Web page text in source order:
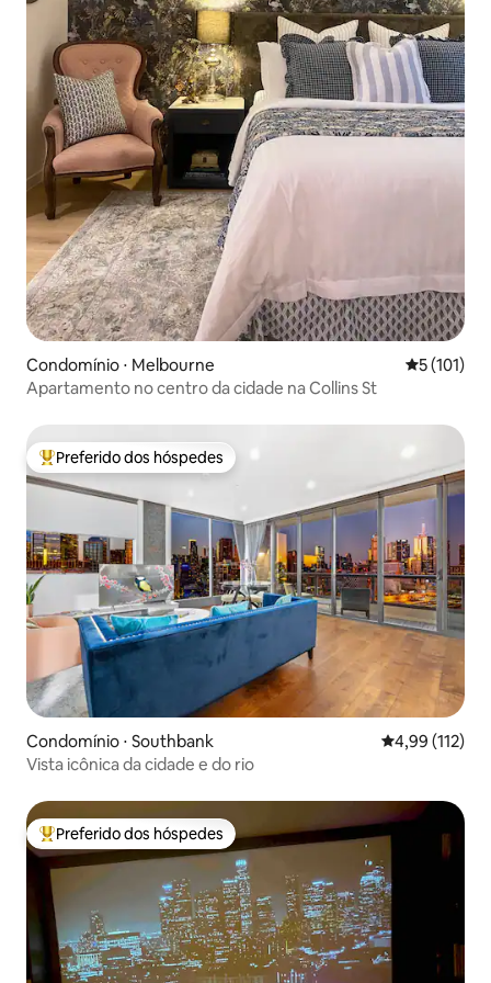
Condomínio ⋅ Melbourne 5 de uma
5 (101)
Apartamento no centro da cidade na Collins St
Entre os melhores preferidos dos hóspedes
Preferido dos hóspedes
Condomínio ⋅ Southbank 4,99 de uma
4,99 (112)
Vista icônica da cidade e do rio
Entre os melhores preferidos dos hóspedes
Preferido dos hóspedes